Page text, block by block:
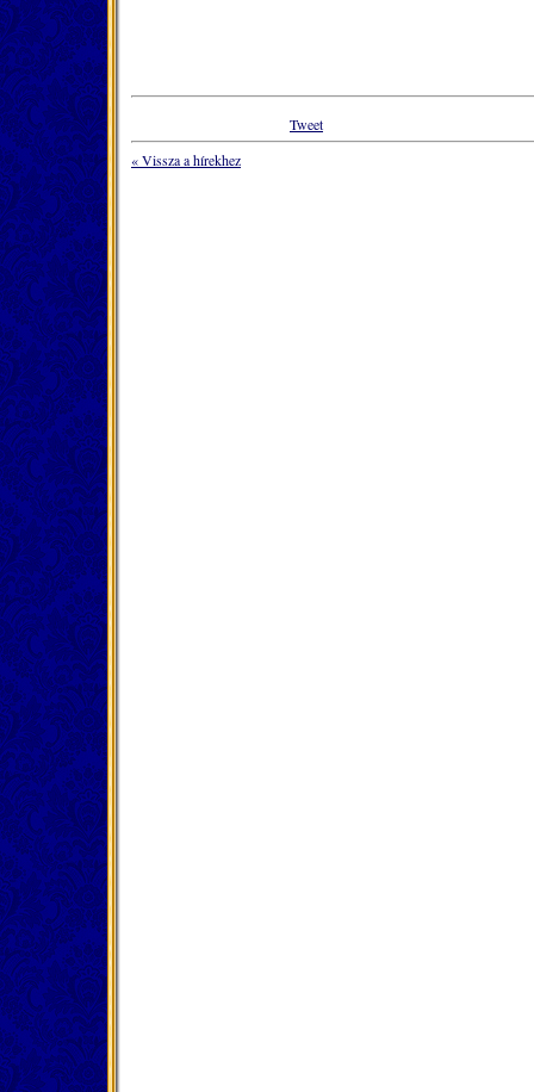
Tweet
« Vissza a hírekhez